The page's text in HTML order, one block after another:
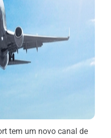
tem um novo canal de